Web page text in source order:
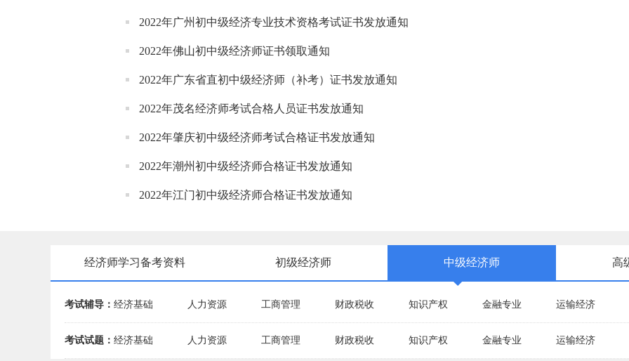
2022年广州初中级经济专业技术资格考试证书发放通知
2022年佛山初中级经济师证书领取通知
2022年广东省直初中级经济师（补考）证书发放通知
2022年茂名经济师考试合格人员证书发放通知
2022年肇庆初中级经济师考试合格证书发放通知
2022年潮州初中级经济师合格证书发放通知
2022年江门初中级经济师合格证书发放通知
经济师学习备考资料 初级经济师 中级经济师 高
考试辅导： 经济基础 人力资源 工商管理 财政税收 知识产权 金融专业 运输经济
考试试题： 经济基础 人力资源 工商管理 财政税收 知识产权 金融专业 运输经济